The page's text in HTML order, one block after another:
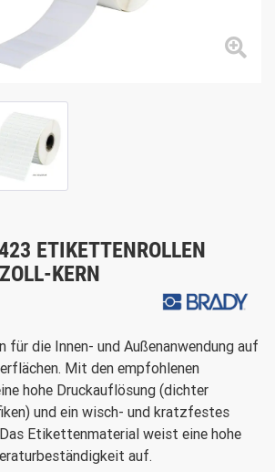
ETIKETTENROLLEN
KERN
die Innen- und Außenanwendung auf
Mit den empfohlenen
hohe Druckauflösung (dichter
und ein wisch- und kratzfestes
Etikettenmaterial weist eine hohe
auf.